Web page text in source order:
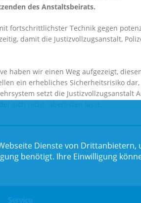
des Anstaltsbeirats.
fortschrittlichster Technik gegen
damit die Justizvollzugsanstalt,
haben wir einen Weg aufgezeigt,
ein erhebliches Sicherheitsrisiko
setzt die Justizvollzugsanstalt
Service
Dienste von Drittanbietern,
benötigt. Ihre Einwilligung